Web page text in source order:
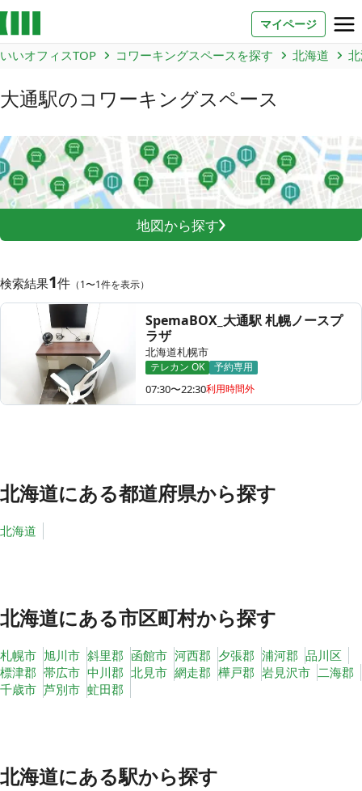
マイページ
よくあるご質問
法人での利用
いいオフィス（コワーキングスペース）
いい会議室（会議室専用スペース）
FCオーナー募集
コワーキング運営DXシステム
E Solution
いいオフィスTOP コワーキングスペースを探す 北海道
大通駅のコワーキングスペース
地図から探す
検索結果1件 （1〜1件を表示）
SpemaBOX_大通駅 札幌ノースプ
ラザ
北海道札幌市
テレカン OK 予約専用
07:30〜22:30利用時間外
北海道にある都道府県から探す
北海道
北海道にある市区町村から探す
札幌市 旭川市 斜里郡 函館市 河西郡 夕張郡 浦河郡 品川区
標津郡 帯広市 中川郡 北見市 網走郡 樺戸郡 岩見沢市 二海郡
千歳市 芦別市 虻田郡
北海道にある駅から探す